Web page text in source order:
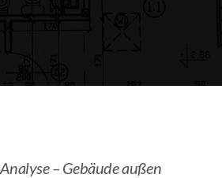
– Gebäude außen